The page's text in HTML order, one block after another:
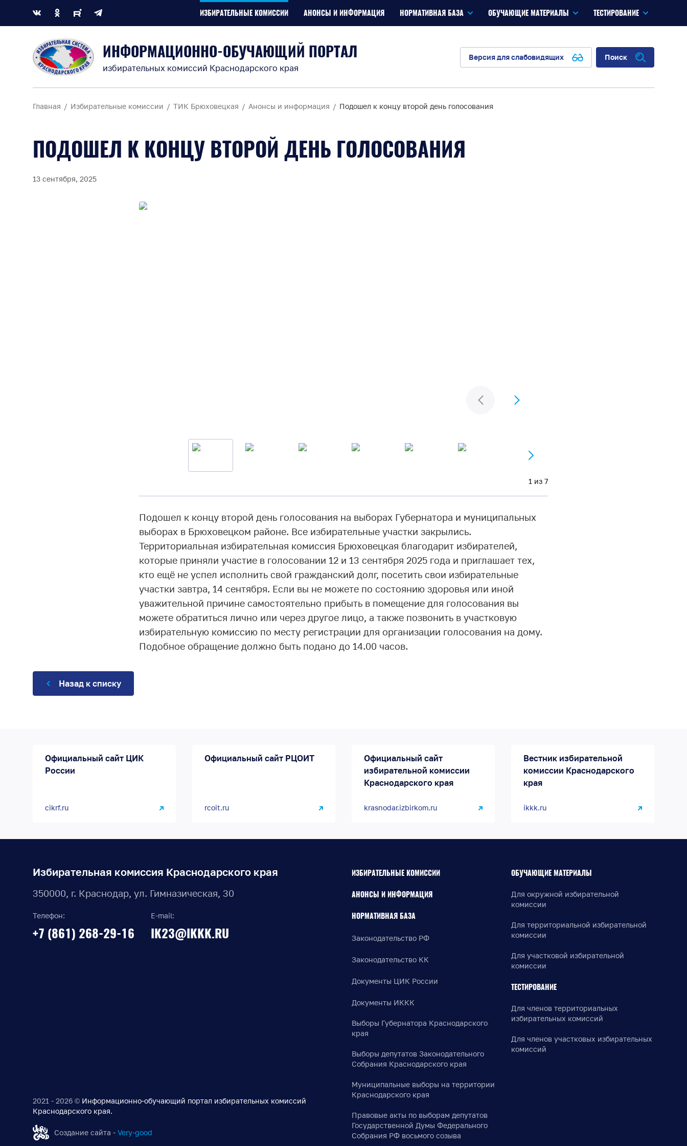
ИЗБИРАТЕЛЬНЫЕ КОМИССИИ АНОНСЫ И ИНФОРМАЦИЯ НОРМАТИВНАЯ БАЗА ОБУЧАЮЩИЕ МАТЕРИАЛЫ ТЕСТИРОВАНИЕ
ИНФОРМАЦИОННО-ОБУЧАЮЩИЙ ПОРТАЛ
избирательных комиссий Краснодарского края
Версия для слабовидящих Поиск
Главная Избирательные комиссии ТИК Брюховецкая Анонсы и информация Подошел к концу второй день голосования
ПОДОШЕЛ К КОНЦУ ВТОРОЙ ДЕНЬ ГОЛОСОВАНИЯ
13 сентября, 2025
1 из 7
Подошел к концу второй день голосования на выборах Губернатора и муниципальных
выборах в Брюховецком районе. Все избирательные участки закрылись.
Территориальная избирательная комиссия Брюховецкая благодарит избирателей,
которые приняли участие в голосовании 12 и 13 сентября 2025 года и приглашает тех,
кто ещё не успел исполнить свой гражданский долг, посетить свои избирательные
участки завтра, 14 сентября. Если вы не можете по состоянию здоровья или иной
уважительной причине самостоятельно прибыть в помещение для голосования вы
можете обратиться лично или через другое лицо, а также позвонить в участковую
избирательную комиссию по месту регистрации для организации голосования на дому.
Подобное обращение должно быть подано до 14.00 часов.
Назад к списку
Официальный сайт ЦИК
России
cikrf.ru
Официальный сайт РЦОИТ
rcoit.ru
Официальный сайт
избирательной комиссии
Краснодарского края
krasnodar.izbirkom.ru
Вестник избирательной
комиссии Краснодарского
края
ikkk.ru
Избирательная комиссия Краснодарского края
350000, г. Краснодар, ул. Гимназическая, 30
Телефон:
+7 (861) 268-29-16
E-mail:
IK23@IKKK.RU
2021 - 2026 © Информационно-обучающий портал избирательных комиссий
Краснодарского края.
Создание сайта - Very-good
ИЗБИРАТЕЛЬНЫЕ КОМИССИИ
АНОНСЫ И ИНФОРМАЦИЯ
НОРМАТИВНАЯ БАЗА
Законодательство РФ
Законодательство КК
Документы ЦИК России
Документы ИККК
Выборы Губернатора Краснодарского
края
Выборы депутатов Законодательного
Собрания Краснодарского края
Муниципальные выборы на территории
Краснодарского края
Правовые акты по выборам депутатов
Государственной Думы Федерального
Собрания РФ восьмого созыва
ОБУЧАЮЩИЕ МАТЕРИАЛЫ
Для окружной избирательной
комиссии
Для территориальной избирательной
комиссии
Для участковой избирательной
комиссии
ТЕСТИРОВАНИЕ
Для членов территориальных
избирательных комиссий
Для членов участковых избирательных
комиссий